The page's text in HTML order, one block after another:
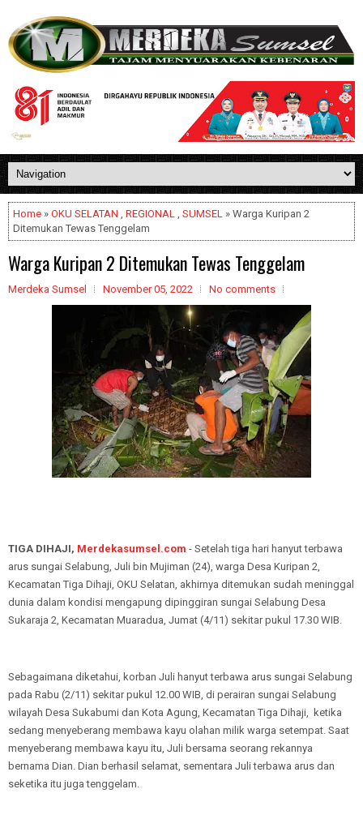
Home » OKU SELATAN , REGIONAL , SUMSEL » Warga Kuripan 2
Ditemukan Tewas Tenggelam
Warga Kuripan 2 Ditemukan Tewas Tenggelam
Merdeka Sumsel November 05, 2022 No comments
TIGA DIHAJI, Merdekasumsel.com - Setelah tiga hari hanyut terbawa
arus sungai Selabung, Juli bin Mujiman (24), warga Desa Kuripan 2,
Kecamatan Tiga Dihaji, OKU Selatan, akhirnya ditemukan sudah meninggal
dunia dalam kondisi mengapung dipinggiran sungai Selabung Desa
Sukaraja 2, Kecamatan Muaradua, Jumat (4/11) sekitar pukul 17.30 WIB.
Sebagaimana diketahui, korban Juli hanyut terbawa arus sungai Selabung
pada Rabu (2/11) sekitar pukul 12.00 WIB, di perairan sungai Selabung
wilayah Desa Sukabumi dan Kota Agung, Kecamatan Tiga Dihaji, ketika
sedang menyeberang membawa kayu olahan milik warga setempat. Saat
menyeberang membawa kayu itu, Juli bersama seorang rekannya
bernama Dian. Dian berhasil selamat, sementara Juli terbawa arus dan
seketika itu juga tenggelam.